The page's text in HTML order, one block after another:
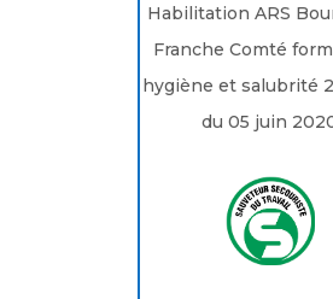
Habilitation ARS
Franche Comté
hygiène et salubrité
du 05 juin